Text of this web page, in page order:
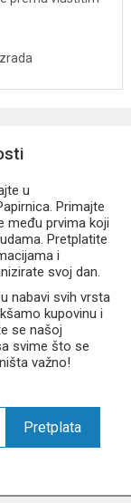
za sve
u
Primajte
među prvima koji
Pretplatite
i
svoj dan.
nabavi svih vrsta
kupovinu i
se našoj
svime što se
važno!
Pretplata